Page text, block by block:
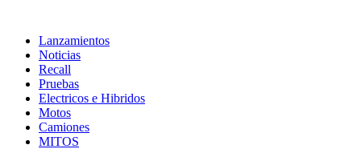
Lanzamientos
Noticias
Recall
Pruebas
Electricos e Hibridos
Motos
Camiones
MITOS